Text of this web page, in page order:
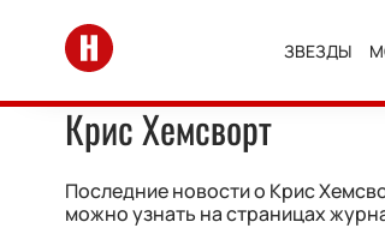
Перейти на главную
ЗВЕЗДЫ
Крис Хемсворт
Последние новости о Крис
можно узнать на страницах